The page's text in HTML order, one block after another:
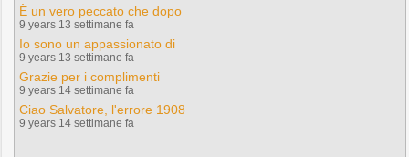
È un vero peccato che dopo
9 years 13 settimane fa
Io sono un appassionato di
9 years 13 settimane fa
Grazie per i complimenti
9 years 14 settimane fa
Ciao Salvatore, l'errore 1908
9 years 14 settimane fa